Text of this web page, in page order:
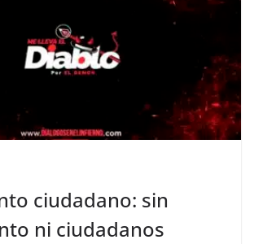
ciudadano: sin
ni ciudadanos